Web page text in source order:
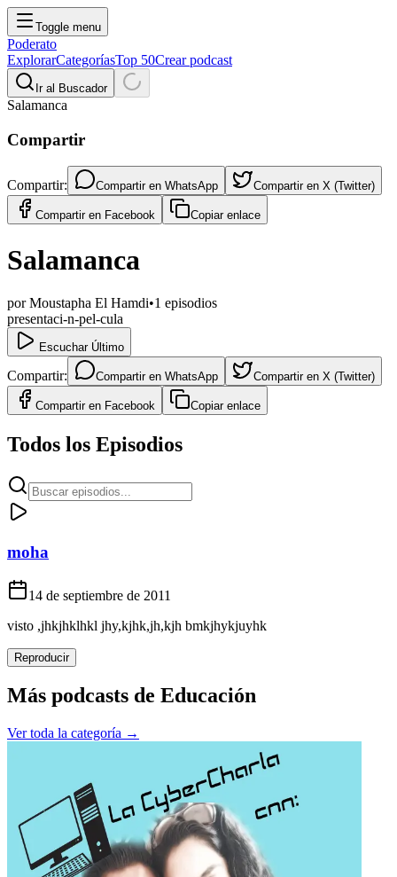
Toggle menu
Poderato
ExplorarCategoríasTop 50Crear podcast
Ir al Buscador
Salamanca
Compartir
Compartir: Compartir en WhatsApp Compartir en X (Twitter)
Compartir en Facebook Copiar enlace
Salamanca
porMoustapha El Hamdi•1 episodios
presentaci-n-pel-cula
Escuchar Último
Compartir: Compartir en WhatsApp Compartir en X (Twitter)
Compartir en Facebook Copiar enlace
Todos los Episodios
moha
14 de septiembre de 2011
visto ,jhkjhklhkl jhy,kjhk,jh,kjh bmkjhykjuyhk
Reproducir
Más podcasts de Educación
Ver toda la categoría →